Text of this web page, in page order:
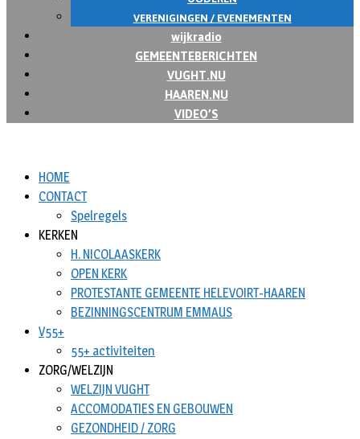
VERENIGINGEN / EVENEMENTEN
wijkradio
GEMEENTEBERICHTEN
VUGHT.NU
HAAREN.NU
VIDEO’S
HOME
CONTACT
Spelregels
KERKEN
H. NICOLAASKERK
OPEN KERK
PROTESTANTE GEMEENTE HELEVOIRT-HAAREN
BEZINNINGSCENTRUM EMMAUS
V55+
55+ activiteiten
ZORG/WELZIJN
WELZIJN VUGHT
ACCOMODATIES EN GEBOUWEN
GEZONDHEID / ZORG